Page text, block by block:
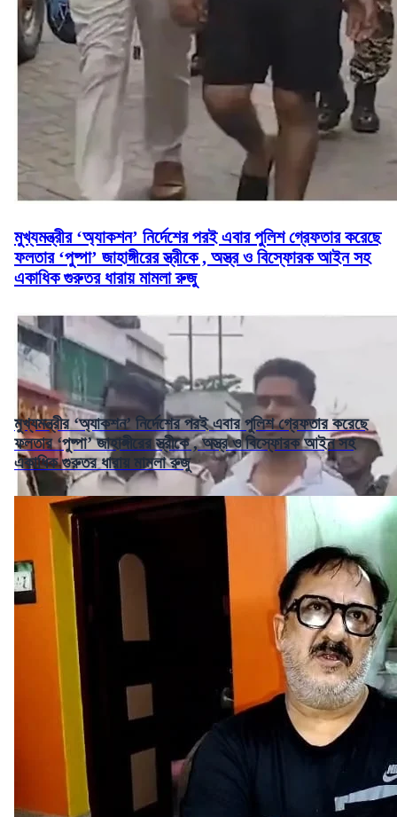
মুখ্যমন্ত্রীর ‘অ্যাকশন’ নির্দেশের পরই এবার পুলিশ গ্রেফতার করেছে
ফলতার ‘পুষ্পা’ জাহাঙ্গীরের স্ত্রীকে , অস্ত্র ও বিস্ফোরক আইন সহ
একাধিক গুরুতর ধারায় মামলা রুজু
মুখ্যমন্ত্রীর ‘অ্যাকশন’ নির্দেশের পরই এবার পুলিশ গ্রেফতার করেছে
ফলতার ‘পুষ্পা’ জাহাঙ্গীরের স্ত্রীকে , অস্ত্র ও বিস্ফোরক আইন সহ
একাধিক গুরুতর ধারায় মামলা রুজু